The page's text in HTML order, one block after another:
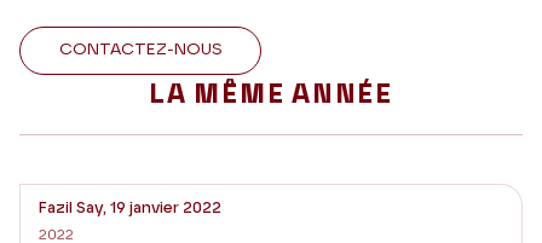
CONTACTEZ-NOUS
LA MÊME ANNÉE
Fazil Say, 19 janvier 2022
2022